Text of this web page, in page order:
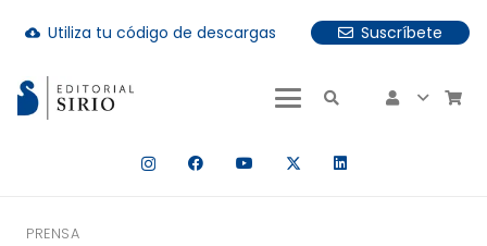
cloud_download Utiliza tu código de descargas
Suscríbete
hay resultados autocompletados, puedes utilizar las
PRENSA